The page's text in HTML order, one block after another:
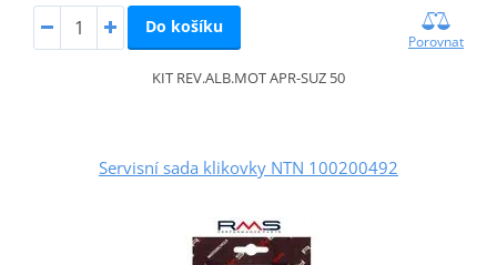
Do košíku
Porovnat
KIT REV.ALB.MOT APR-SUZ 50
Servisní sada klikovky NTN 100200492